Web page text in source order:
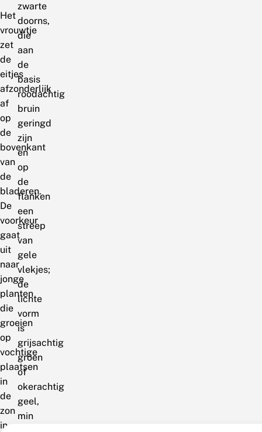
Het
vrouwtje
zet
de
eitjes
afzonderlijk
af
op
de
bovenkant
van
de
bladeren.
De
voorkeur
gaat
uit
naar
jonge
planten
die
groeien
op
vochtige
plaatsen
in
de
zon
in
zwarte
doorns,
die
aan
de
basis
roodachtig
bruin
geringd
zijn
en
op
de
flanken
een
streep
van
gele
vlekjes;
de
lichte
vorm
is
grijsachtig
groen
of
okerachtig
geel,
min